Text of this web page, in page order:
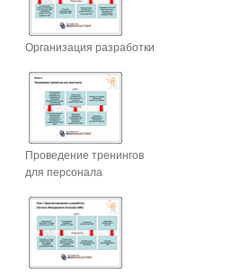
Организация разработки
Проведение тренингов
для персонала